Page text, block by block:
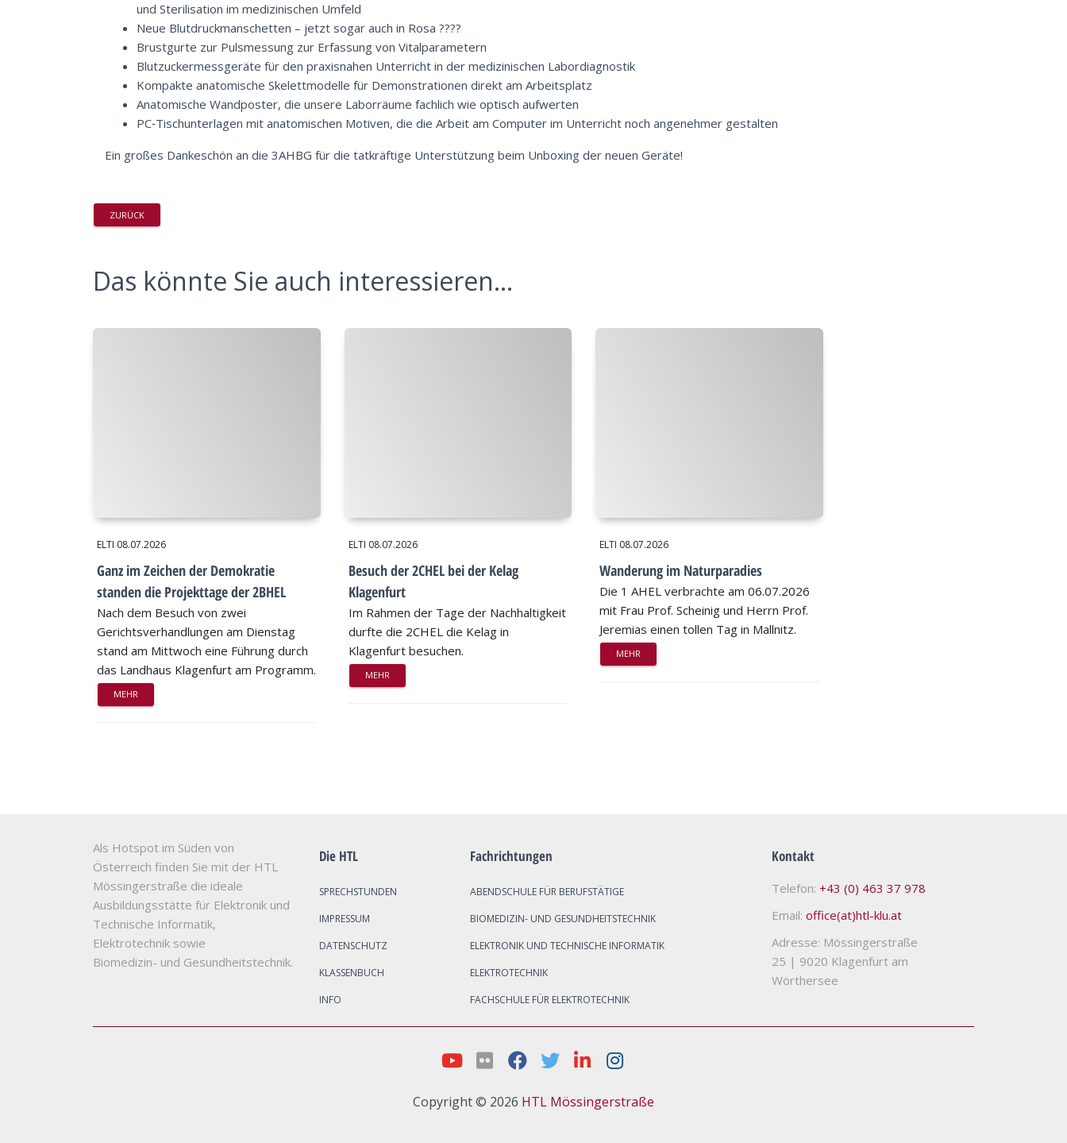
und Sterilisation im medizinischen Umfeld
Neue Blutdruckmanschetten – jetzt sogar auch in Rosa ????
Brustgurte zur Pulsmessung zur Erfassung von Vitalparametern
Blutzuckermessgeräte für den praxisnahen Unterricht in der medizinischen Labordiagnostik
Kompakte anatomische Skelettmodelle für Demonstrationen direkt am Arbeitsplatz
Anatomische Wandposter, die unsere Laborräume fachlich wie optisch aufwerten
PC‑Tischunterlagen mit anatomischen Motiven, die die Arbeit am Computer im Unterricht noch angenehmer gestalten
Ein großes Dankeschön an die 3AHBG für die tatkräftige Unterstützung beim Unboxing der neuen Geräte!
ZURÜCK
Das könnte Sie auch interessieren...
ELTI 08.07.2026
Ganz im Zeichen der Demokratie
standen die Projekttage der 2BHEL
Nach dem Besuch von zwei
Gerichtsverhandlungen am Dienstag
stand am Mittwoch eine Führung durch
das Landhaus Klagenfurt am Programm.
MEHR
ELTI 08.07.2026
Besuch der 2CHEL bei der Kelag
Klagenfurt
Im Rahmen der Tage der Nachhaltigkeit
durfte die 2CHEL die Kelag in
Klagenfurt besuchen.
MEHR
ELTI 08.07.2026
Wanderung im Naturparadies
Die 1 AHEL verbrachte am 06.07.2026
mit Frau Prof. Scheinig und Herrn Prof.
Jeremias einen tollen Tag in Mallnitz.
MEHR
Als Hotspot im Süden von
Österreich finden Sie mit der HTL
Mössingerstraße die ideale
Ausbildungsstätte für Elektronik und
Technische Informatik,
Elektrotechnik sowie
Biomedizin- und Gesundheitstechnik.
Die HTL
SPRECHSTUNDEN
IMPRESSUM
DATENSCHUTZ
KLASSENBUCH
INFO
Fachrichtungen
ABENDSCHULE FÜR BERUFSTÄTIGE
BIOMEDIZIN- UND GESUNDHEITSTECHNIK
ELEKTRONIK UND TECHNISCHE INFORMATIK
ELEKTROTECHNIK
FACHSCHULE FÜR ELEKTROTECHNIK
Kontakt
Telefon: +43 (0) 463 37 978
Email: office(at)htl-klu.at
Adresse: Mössingerstraße
25 | 9020 Klagenfurt am
Wörthersee
Copyright © 2026 HTL Mössingerstraße